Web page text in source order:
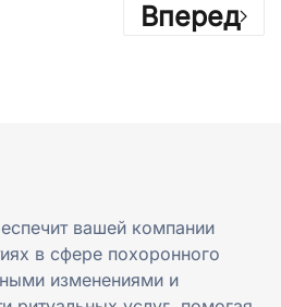
Вперед
вашей компании
в сфере похоронного
изменениями и